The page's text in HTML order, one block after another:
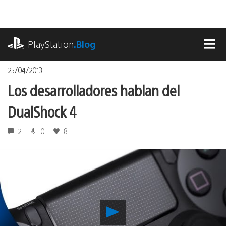
contenido
PlayStation.Blog
25/04/2013
Los desarrolladores hablan del
DualShock 4
2 0 8
Reproducir
Los